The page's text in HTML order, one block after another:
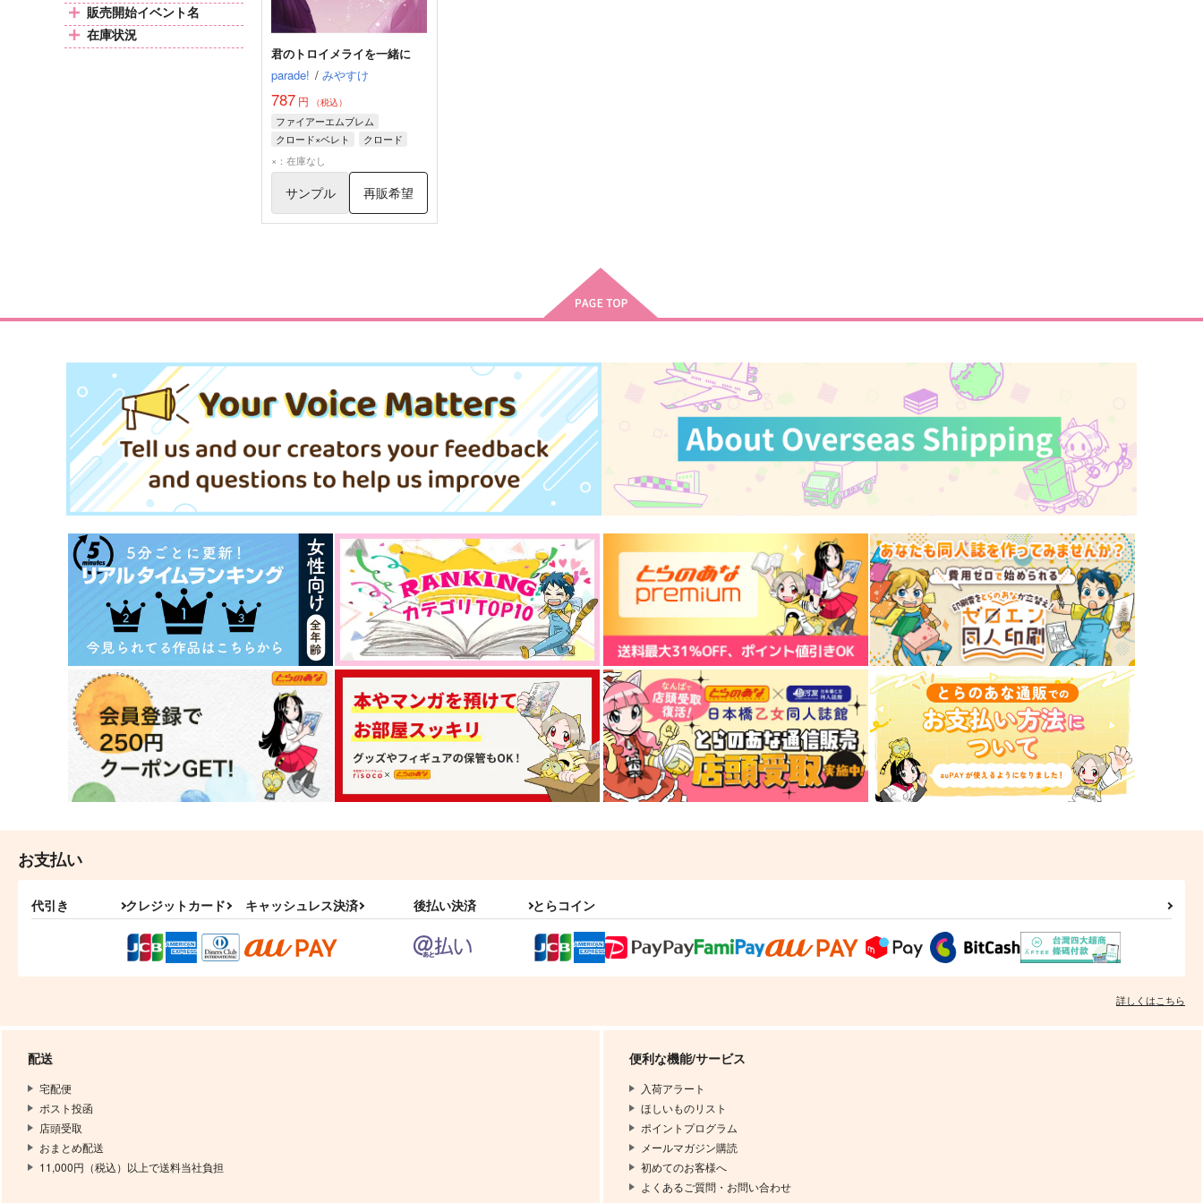
販売開始イベント名
在庫状況
君のトロイメライを一緒に
parade! / みやすけ
787 円 （税込）
ファイアーエムブレム
クロード×ベレト
クロード
ベレト
×：在庫なし
サンプル 再販希望
お支払い
代引き クレジットカード キャッシュレス決済 後払い決済 とらコイン
詳しくはこちら
配送
宅配便
ポスト投函
店頭受取
おまとめ配送
11,000円（税込）以上で送料当社負担
便利な機能/サービス
入荷アラート
ほしいものリスト
ポイントプログラム
メールマガジン購読
初めてのお客様へ
よくあるご質問・お問い合わせ